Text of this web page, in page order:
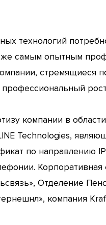
технологий
самым опытным
стремящиеся
компании в
Technologies,
по направлению
Корпоративная
Отделение
компания